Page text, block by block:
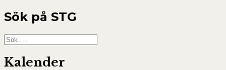
Sök på STG
Sök
efter:
Kalender